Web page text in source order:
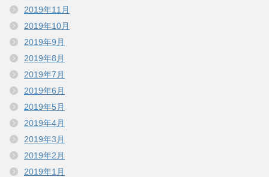
2019年11月
2019年10月
2019年9月
2019年8月
2019年7月
2019年6月
2019年5月
2019年4月
2019年3月
2019年2月
2019年1月